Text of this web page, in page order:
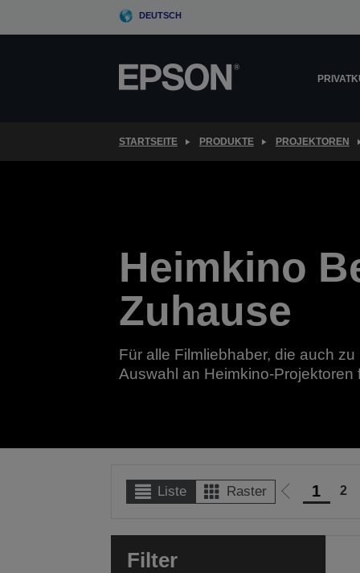
DEUTSCH
STARTSEITE PRODUKTE PROJEKTOREN
Heimkino
Zuhause
Für alle Filmliebhaber, die auch
Auswahl an Heimkino-Projektoren
Liste Raster
Zur
Seite
1 2
Filter